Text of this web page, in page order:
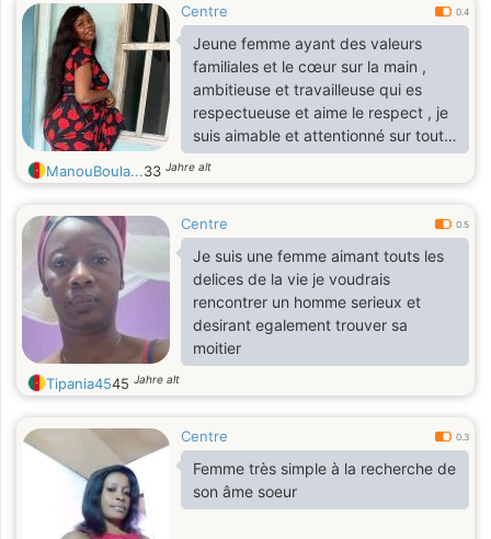
Centre 0.4
Jeune femme ayant des valeurs
familiales et le cœur sur la main ,
ambitieuse et travailleuse qui es
respectueuse et aime le respect , je
suis aimable et attentionné sur tout
je suis vrai , sensible et sincère
ManouBoula...33 Jahre alt
Centre 0.5
Je suis une femme aimant touts les
delices de la vie je voudrais
rencontrer un homme serieux et
desirant egalement trouver sa
moitier
Tipania4545 Jahre alt
Centre 0.3
Femme très simple à la recherche de
son âme soeur